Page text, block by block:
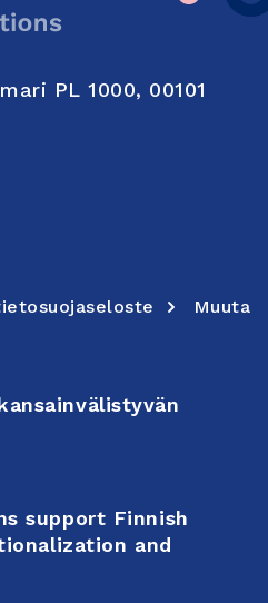
PL 1000, 00101
Muuta
support Finnish
and